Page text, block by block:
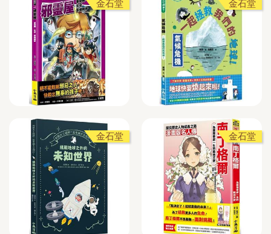
金石堂 金石堂
金石堂 金石堂